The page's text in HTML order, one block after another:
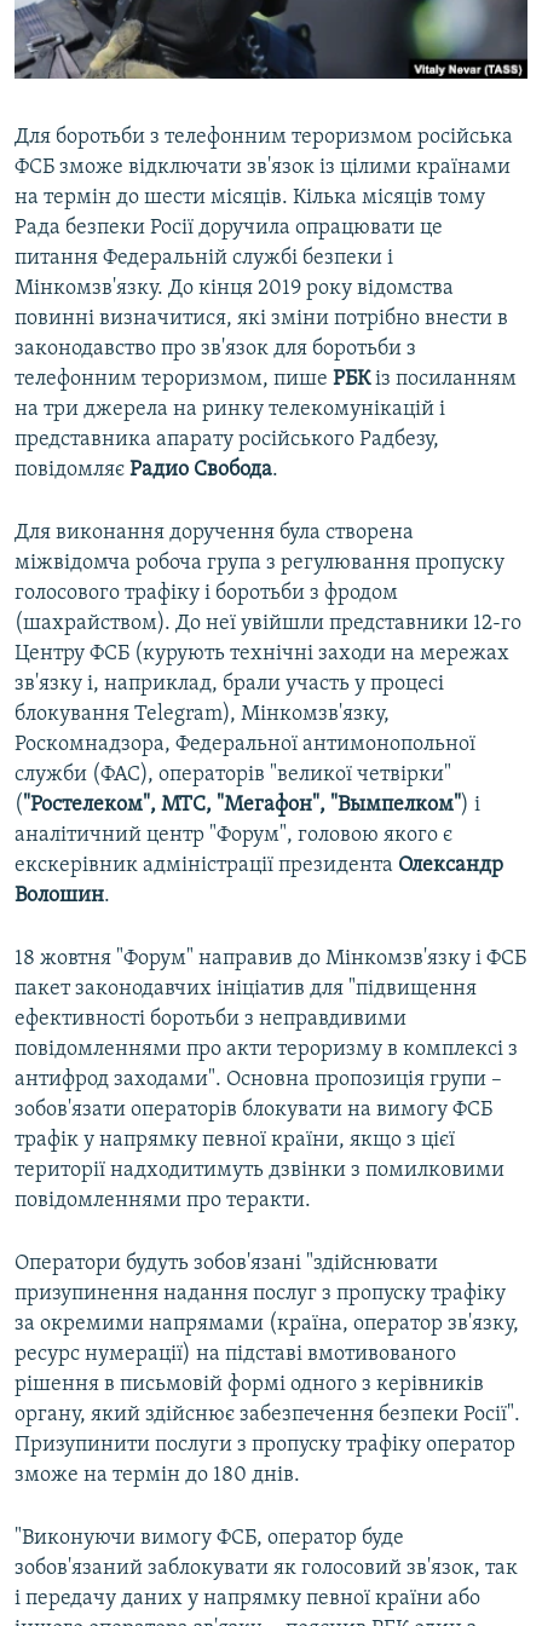
ВІДЕОУРОКИ «ELIFBE»
СВІДЧЕННЯ ОКУПАЦІЇ
ІНФОГРАФІКА
Русский
Qırımtatar
ДОЛУЧАЙСЯ!
Усі сайти RFE/RL
Для боротьби з телефонним тероризмом російська
ФСБ зможе відключати зв'язок із цілими країнами
на термін до шести місяців. Кілька місяців тому
Рада безпеки Росії доручила опрацювати це
питання Федеральній службі безпеки і
Мінкомзв'язку. До кінця 2019 року відомства
повинні визначитися, які зміни потрібно внести в
законодавство про зв'язок для боротьби з
телефонним тероризмом, пише РБКіз посиланням
на три джерела на ринку телекомунікацій і
представника апарату російського Радбезу,
повідомляє Радио Свобода.
Для виконання доручення була створена
міжвідомча робоча група з регулювання пропуску
голосового трафіку і боротьби з фродом
(шахрайством). До неї увійшли представники 12-го
Центру ФСБ (курують технічні заходи на мережах
зв'язку і, наприклад, брали участь у процесі
блокування Telegram), Мінкомзв'язку,
Роскомнадзора, Федеральної антимонопольної
служби (ФАС), операторів "великої четвірки"
("Ростелеком", МТС, "Мегафон", "Вымпелком") і
аналітичний центр "Форум", головою якого є
екскерівник адміністрації президента Олександр
Волошин.
18 жовтня "Форум" направив до Мінкомзв'язку і ФСБ
пакет законодавчих ініціатив для "підвищення
ефективності боротьби з неправдивими
повідомленнями про акти тероризму в комплексі з
антифрод заходами". Основна пропозиція групи –
зобов'язати операторів блокувати на вимогу ФСБ
трафік у напрямку певної країни, якщо з цієї
території надходитимуть дзвінки з помилковими
повідомленнями про теракти.
Оператори будуть зобов'язані "здійснювати
призупинення надання послуг з пропуску трафіку
за окремими напрямами (країна, оператор зв'язку,
ресурс нумерації) на підставі вмотивованого
рішення в письмовій формі одного з керівників
органу, який здійснює забезпечення безпеки Росії".
Призупинити послуги з пропуску трафіку оператор
зможе на термін до 180 днів.
"Виконуючи вимогу ФСБ, оператор буде
зобов'язаний заблокувати як голосовий зв'язок, так
і передачу даних у напрямку певної країни або